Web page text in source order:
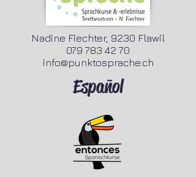
Nadine Fiechter, 9230 Flawil
079 783 42 70
info@punktosprache.ch
Español